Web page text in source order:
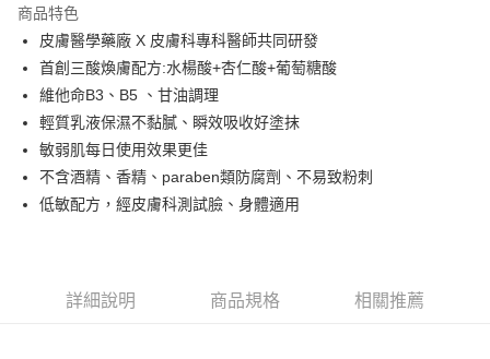
臺灣中小企業銀行
匯豐（台灣）商業銀行
華泰商業銀行
聯邦商業銀行
遠東國際商業銀行
元大商業銀行
玉山商業銀行
星展（台灣）商業銀行
台灣樂天信用卡公司
上海商業儲蓄銀行
國泰世華商業銀行
兆豐國際商業銀行
匯豐（台灣）商業銀行
華泰商業銀行
聯邦商業銀行
元大商業銀行
永豐商業銀行
玉山商業銀行
台新國際商業銀行
中國信託商業銀行
LINE Pay
Apple Pay
街口支付
悠遊付
Google Pay
全盈+PAY
【關於「AFTEE先享後付」】
商品特色
皮膚醫學藥廠 X 皮膚科專科醫師共同研發
首創三酸煥膚配方:水楊酸+杏仁酸+葡萄糖酸
維他命B3、B5 、甘油調理
輕質乳液保濕不黏膩、瞬效吸收好塗抹
敏弱肌每日使用效果更佳
不含酒精、香精、paraben類防腐劑、不易致粉刺
低敏配方，經皮膚科測試臉、身體適用
詳細說明 商品規格 相關推薦